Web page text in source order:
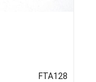
FTA128